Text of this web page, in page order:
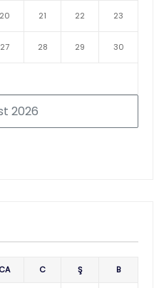
2026
20 21 22 23
27 28 29 30
CA C Ş B